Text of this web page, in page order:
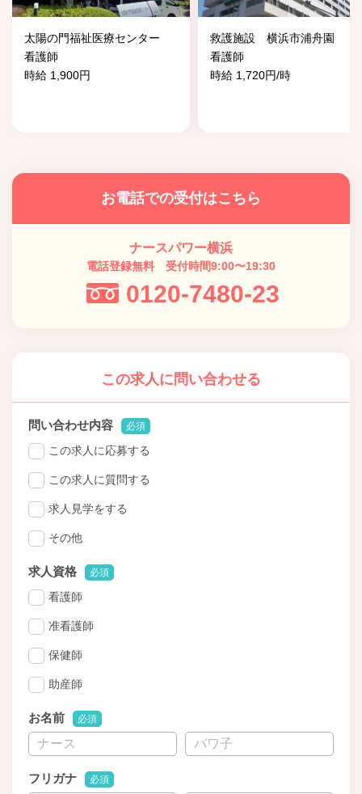
太陽の門福祉医療センター
看護師
時給 1,900円
救護施設 横浜市浦舟園
看護師
時給 1,720円/時
お電話での受付はこちら
ナースパワー横浜
電話登録無料 受付時間9:00〜19:30
0120-7480-23
この求人に問い合わせる
問い合わせ内容 必須
この求人に応募する
この求人に質問する
求人見学をする
その他
求人資格 必須
看護師
准看護師
保健師
助産師
お名前 必須
フリガナ 必須